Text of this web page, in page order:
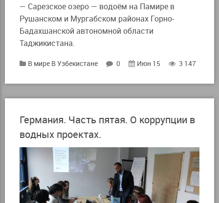
— Сарезское озеро — водоём на Памире в
Рушанском и Мургабском районах Горно-
Бадахшанской автономной области
Таджикистана.
В мире В Узбекистане 0 Июн 15 3 147
Германия. Часть пятая. О коррупции в
водных проектах.